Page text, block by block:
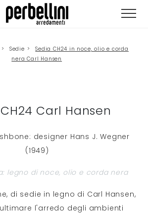
> Sedie >
Sedia CH24 in noce, olio e corda
nera Carl Hansen
Carl Hansen
designer Hans J. Wegner
(1949)
legno di noce, olio e corda nera
di sedie in legno di Carl Hansen,
l'arredo degli ambienti